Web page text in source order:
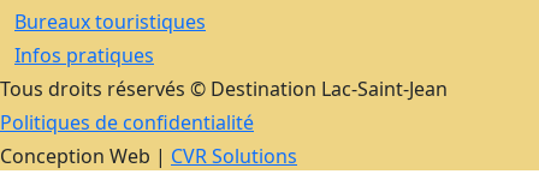
Bureaux touristiques
Infos pratiques
Tous droits réservés © Destination Lac-Saint-Jean
Politiques de confidentialité
Conception Web | CVR Solutions